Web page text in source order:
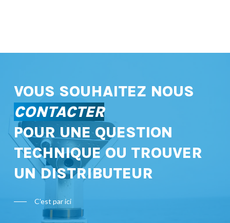
VOUS SOUHAITEZ NOUS
CONTACTER
POUR UNE QUESTION
TECHNIQUE OU TROUVER
UN DISTRIBUTEUR
C'est par ici